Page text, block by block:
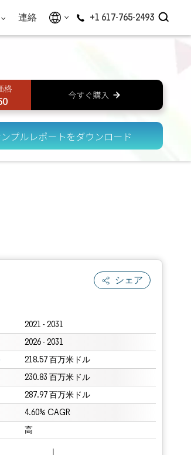
連絡 +1 617-765-2493
シェア
2021 - 2031
2026 - 2031
218.57 百万米ドル
230.83 百万米ドル
287.97 百万米ドル
4.60% CAGR
高
用にはCC BY 4.0の表示が必要です。